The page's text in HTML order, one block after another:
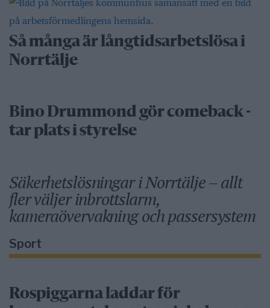
Så många är långtidsarbetslösa i
Norrtälje
Bino Drummond gör comeback -
tar plats i styrelse
Säkerhetslösningar i Norrtälje – allt
fler väljer inbrottslarm,
kameraövervakning och passersystem
Sport
Rospiggarna laddar för